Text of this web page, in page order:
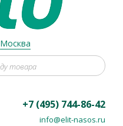
Москва
+7 (495) 744-86-42
info@elit-nasos.ru